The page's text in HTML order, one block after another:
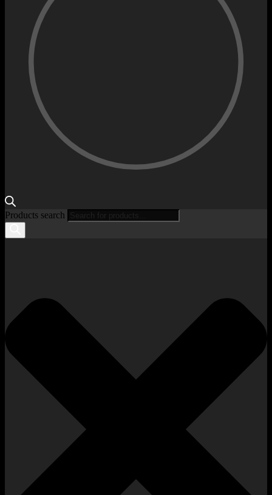
Products search